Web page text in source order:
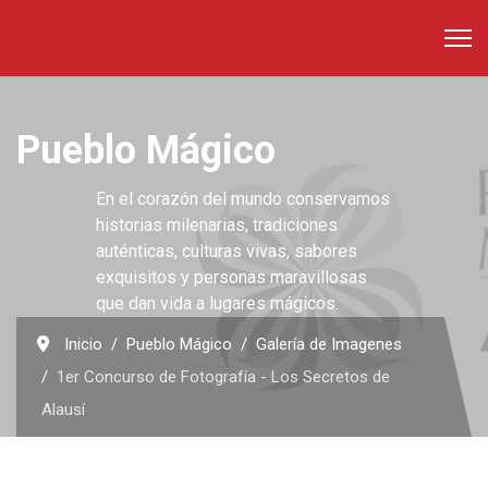
Pueblo Mágico
En el corazón del mundo conservamos
historias milenarias, tradiciones
auténticas, culturas vivas, sabores
exquisitos y personas maravillosas
que dan vida a lugares mágicos.
Inicio Pueblo Mágico
Galería de Imagenes
1er Concurso de Fotografía - Los Secretos de
Alausí